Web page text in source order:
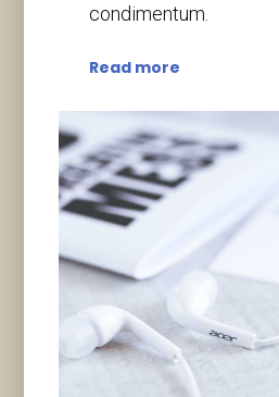
condimentum.
Read more